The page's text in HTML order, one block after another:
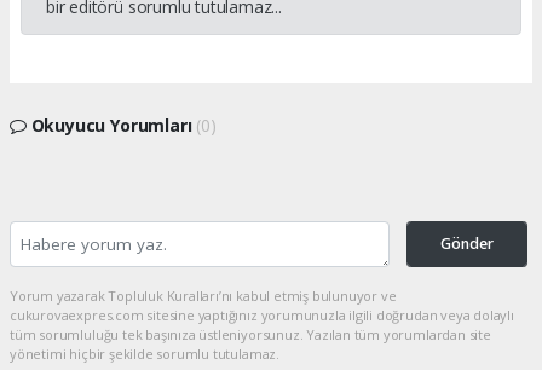
bir editörü sorumlu tutulamaz...
Okuyucu Yorumları (0)
Gönder
Yorum yazarak Topluluk Kuralları’nı kabul etmiş bulunuyor ve
cukurovaexpres.com sitesine yaptığınız yorumunuzla ilgili doğrudan veya dolaylı
tüm sorumluluğu tek başınıza üstleniyorsunuz. Yazılan tüm yorumlardan site
yönetimi hiçbir şekilde sorumlu tutulamaz.